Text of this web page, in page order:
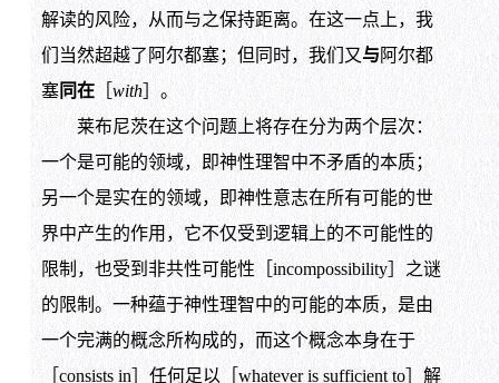
解读的风险，从而与之保持距离。在这一点上，我
们当然超越了阿尔都塞；但同时，我们又与 阿尔都
塞同在［ with］。
莱布尼茨在这个问题上将存在分为两个层次：
一个是可能的领域，即神性理智中不矛盾的本质；
另一个是实在的领域，即神性意志在所有可能的世
界中产生的作用，它不仅受到逻辑上的不可能性的
限制，也受到非共性可能性［incompossibility］之谜
的限制。一种蕴于神性理智中的可能的本质，是由
一个完满的概念所构成的，而这个概念本身在于
［consists in］任何足以［whatever is sufficient to］解